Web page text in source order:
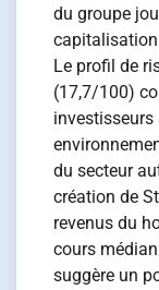
du groupe
Le profil de
(17,7/100)
investisseurs
du secteur
création de
revenus du
cours
suggère un